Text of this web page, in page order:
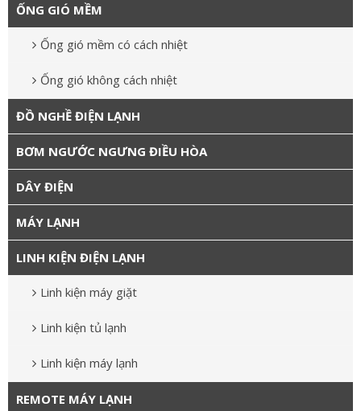
ỐNG GIÓ MỀM
Ống gió mềm có cách nhiệt
Ống gió không cách nhiệt
ĐỒ NGHỀ ĐIỆN LẠNH
BƠM NGƯỚC NGƯNG ĐIỀU HÒA
DÂY ĐIỆN
MÁY LẠNH
LINH KIỆN ĐIỆN LẠNH
Linh kiện máy giặt
Linh kiện tủ lạnh
Linh kiện máy lạnh
REMOTE MÁY LẠNH